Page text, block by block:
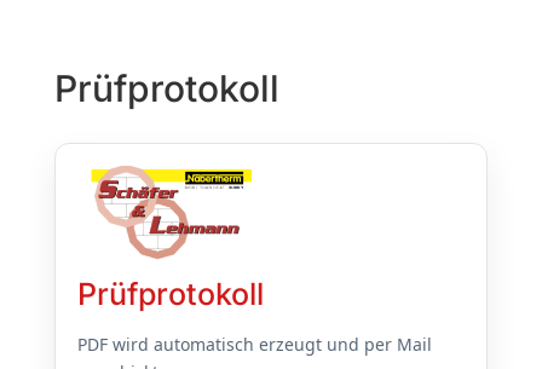
Prüfprotokoll
Prüfprotokoll
PDF wird automatisch erzeugt und per Mail